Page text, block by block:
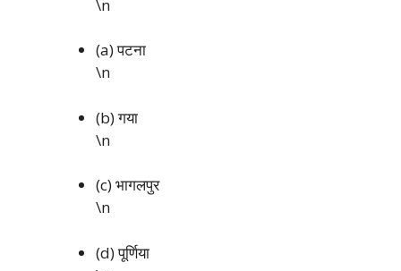
\n
(a) पटना
\n
(b) गया
\n
(c) भागलपुर
\n
(d) पूर्णिया